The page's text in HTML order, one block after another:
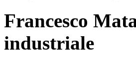
Francesco
industriale